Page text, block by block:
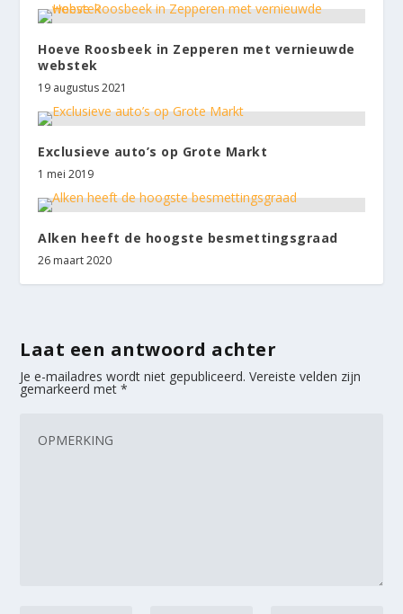
Hoeve Roosbeek in Zepperen met vernieuwde
webstek
19 augustus 2021
Exclusieve auto’s op Grote Markt
1 mei 2019
Alken heeft de hoogste besmettingsgraad
26 maart 2020
Laat een antwoord achter
Je e-mailadres wordt niet gepubliceerd. Vereiste velden zijn
gemarkeerd met*